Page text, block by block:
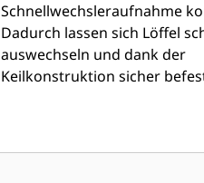
Schnellwechsleraufnahme
Dadurch lassen sich Löffel
auswechseln und dank der
Keilkonstruktion sicher